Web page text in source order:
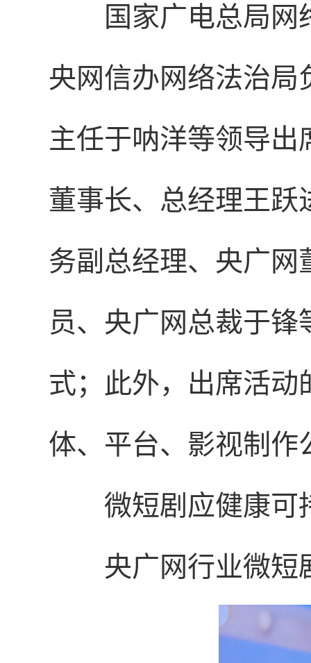
国家广电总局
央网信办网络法治
主任于呐洋等领导
董事长、总经理王
务副总经理、央广
员、央广网总裁于
式；此外，出席活
体、平台、影视制作
微短剧应健康可
央广网行业微短